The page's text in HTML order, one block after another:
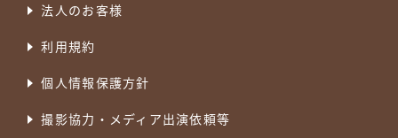
法人のお客様
利用規約
個人情報保護方針
撮影協力・メディア出演依頼等